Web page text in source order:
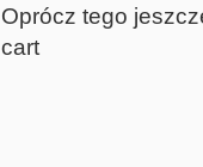
Oprócz tego
cart